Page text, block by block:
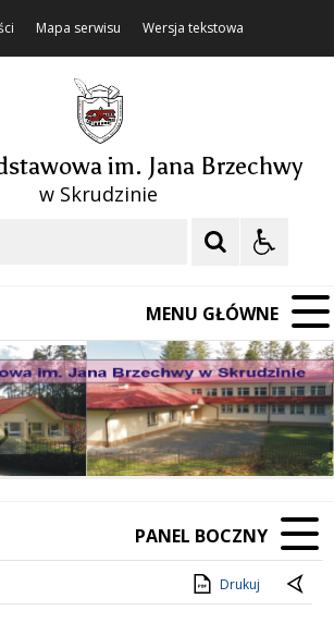
Mapa serwisu Wersja tekstowa
im. Jana Brzechwy
w Skrudzinie
MENU GŁÓWNE
ElementElement
PANEL BOCZNY
Drukuj